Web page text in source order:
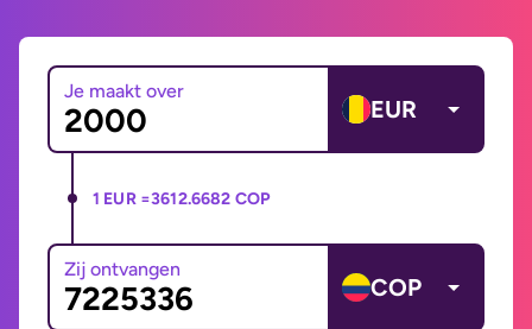
Je maakt over
EUR
1 EUR =3612.6682 COP
Zij ontvangen
COP